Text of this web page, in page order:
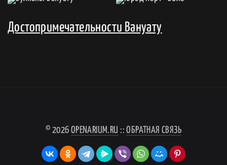
Достопримечательности Вануату
© 2026 OPENARIUM.RU ::ОБРАТНАЯ СВЯЗЬ